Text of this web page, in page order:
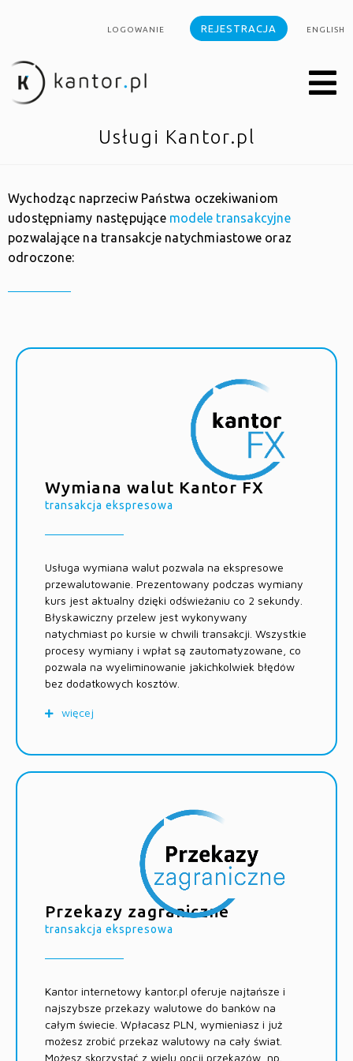
LOGOWANIE REJESTRACJA ENGLISH
Usługi Kantor.pl
Wychodząc naprzeciw Państwa oczekiwaniom
udostępniamy następujące modele transakcyjne
pozwalające na transakcje natychmiastowe oraz
odroczone:
Wymiana walut Kantor FX
transakcja ekspresowa
Usługa wymiana walut pozwala na ekspresowe
przewalutowanie. Prezentowany podczas wymiany
kurs jest aktualny dzięki odświeżaniu co 2 sekundy.
Błyskawiczny przelew jest wykonywany
natychmiast po kursie w chwili transakcji. Wszystkie
procesy wymiany i wpłat są zautomatyzowane, co
pozwala na wyeliminowanie jakichkolwiek błędów
bez dodatkowych kosztów.
więcej
transakcje w ramach usługi wymiany walut
do transakcji nie jest doliczana żadna prowizja
minimalna wartość transakcji 200 PLN lub 50
jednostek waluty.
Czas realizacji usługi
online, w godzinach pracy Serwisu kantor.pl (8:30 –
Przekazy zagraniczne
transakcja ekspresowa
Kantor internetowy kantor.pl oferuje najtańsze i
najszybsze przekazy walutowe do banków na
całym świecie. Wpłacasz PLN, wymieniasz i już
możesz zrobić przekaz walutowy na cały świat.
Możesz skorzystać z wielu opcji przekazów, np.